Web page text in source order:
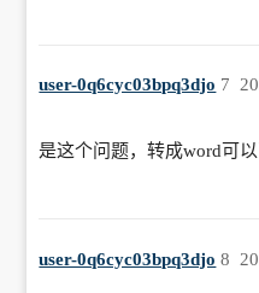
user-0q6cyc03bpq3djo 7
是这个问题，转成word可以
user-0q6cyc03bpq3djo 8